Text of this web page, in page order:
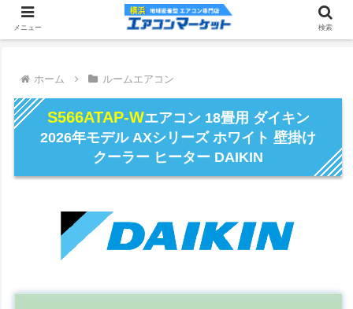
ホーム ルームエアコン
S566ATAP-Wエアコン 18畳用 ダイキン
2026年モデル AXシリーズ ホワイト 壁掛け
クーラー ヒーター DAIKIN
メニュー 検索